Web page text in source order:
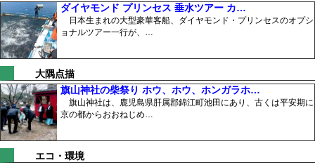
ダイヤモンド プリンセス 垂水ツアー カ…
日本生まれの大型豪華客船、ダイヤモンド・プリンセスのオプシ
ョナルツアー一行が、…
大隅点描
旗山神社の柴祭り ホウ、ホウ、ホンガラホ…
旗山神社は、鹿児島県肝属郡錦江町池田にあり、古くは平安期に
京の都からおおねじめ…
エコ・環境